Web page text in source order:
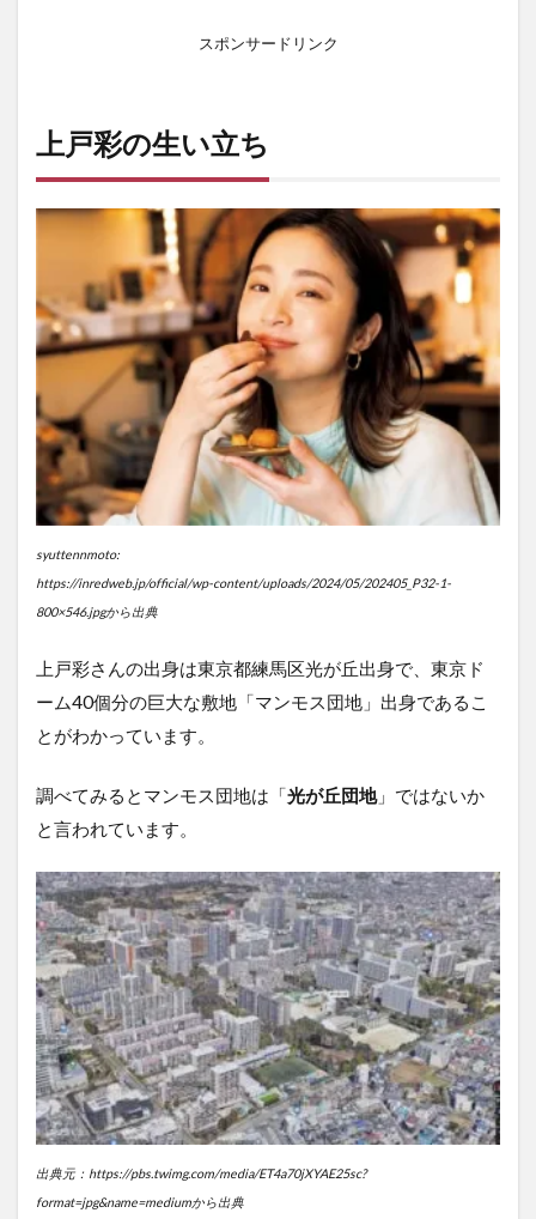
スポンサードリンク
上戸彩の生い立ち
syuttennmoto:
https://inredweb.jp/official/wp-content/uploads/2024/05/202405_P32-1-
800×546.jpgから出典
上戸彩さんの出身は東京都練馬区光が丘出身で、東京ド
ーム40個分の巨大な敷地「マンモス団地」出身であるこ
とがわかっています。
調べてみるとマンモス団地は「光が丘団地」ではないか
と言われています。
出典元：https://pbs.twimg.com/media/ET4a70jXYAE25sc?
format=jpg&name=mediumから出典